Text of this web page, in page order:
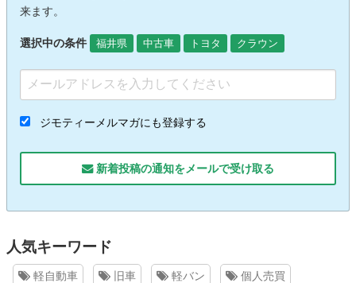
来ます。
選択中の条件 福井県 中古車 トヨタ クラウン
ジモティーメルマガにも登録する
新着投稿の通知をメールで受け取る
人気キーワード
軽自動車 旧車 軽バン 個人売買